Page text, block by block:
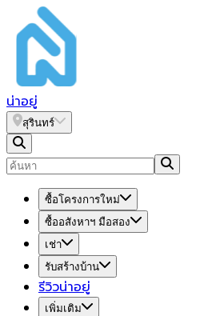
น่าอยู่
สุรินทร์
ซื้อโครงการใหม่
ซื้ออสังหาฯ มือสอง
เช่า
รับสร้างบ้าน
รีวิวน่าอยู่
เพิ่มเติม